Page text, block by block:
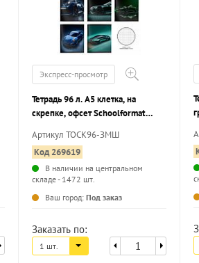
Экспресс-просмотр
Тетрадь 96 л. А5 клетка, на
скрепке, офсет Schoolformat
картон, ВД-лак
Артикул ТОСК96-ЗМШ
Код 269619
В наличии на центральном
складе - 1472 шт.
Ваш город: Под заказ
Заказать по:
1 шт.